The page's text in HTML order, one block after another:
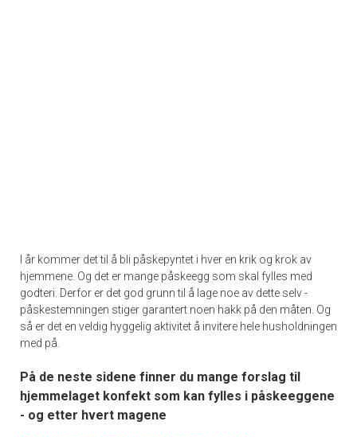
I år kommer det til å bli påskepyntet i hver en krik og krok av
hjemmene. Og det er mange påskeegg som skal fylles med
godteri. Derfor er det god grunn til å lage noe av dette selv -
påskestemningen stiger garantert noen hakk på den måten. Og
så er det en veldig hyggelig aktivitet å invitere hele husholdningen
med på.
På de neste sidene finner du mange forslag til
hjemmelaget konfekt som kan fylles i påskeeggene
- og etter hvert magene